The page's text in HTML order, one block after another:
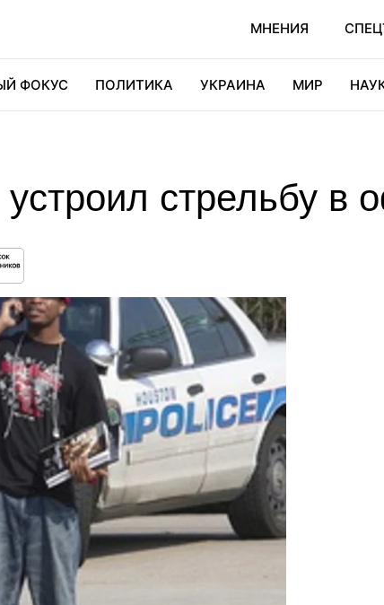
МНЕНИЯ
ФОКУС ПОЛИТИКА УКРАИНА МИР
стрельбу в